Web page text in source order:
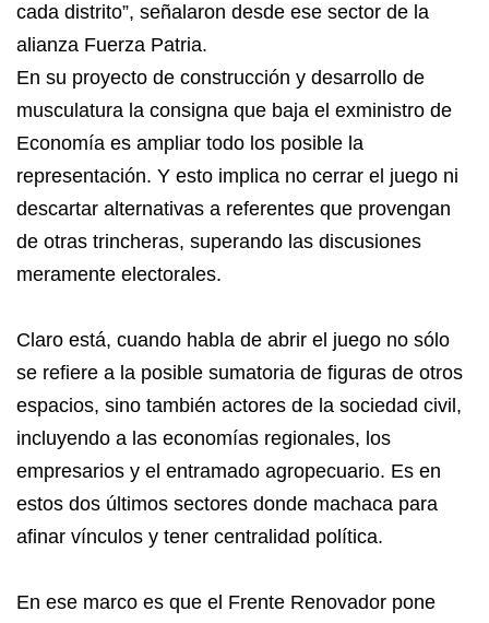
cada distrito”, señalaron desde ese sector de la
alianza Fuerza Patria.
En su proyecto de construcción y desarrollo de
musculatura la consigna que baja el exministro de
Economía es ampliar todo los posible la
representación. Y esto implica no cerrar el juego ni
descartar alternativas a referentes que provengan
de otras trincheras, superando las discusiones
meramente electorales.
Claro está, cuando habla de abrir el juego no sólo
se refiere a la posible sumatoria de figuras de otros
espacios, sino también actores de la sociedad civil,
incluyendo a las economías regionales, los
empresarios y el entramado agropecuario. Es en
estos dos últimos sectores donde machaca para
afinar vínculos y tener centralidad política.
En ese marco es que el Frente Renovador pone